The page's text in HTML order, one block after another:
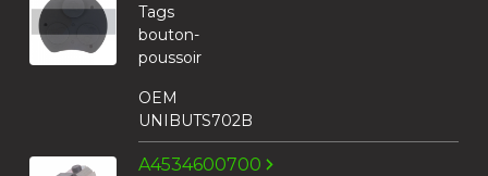
Tags
bouton-
poussoir
OEM
UNIBUTS702B
A4534600700